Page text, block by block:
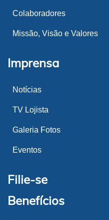
Colaboradores
Missão, Visão e Valores
Imprensa
Notícias
TV Lojista
Galeria Fotos
Eventos
Filie-se
Benefícios